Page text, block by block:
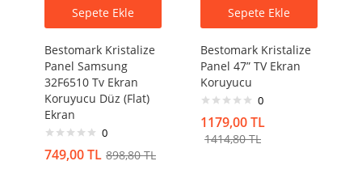
Sepete Ekle
Bestomark Kristalize
Panel Samsung
32F6510 Tv Ekran
Koruyucu Düz (Flat)
Ekran
0
749,00TL 898,80TL
Sepete Ekle
Bestomark Kristalize
Panel 47” TV Ekran
Koruyucu
0
1179,00TL
1414,80TL